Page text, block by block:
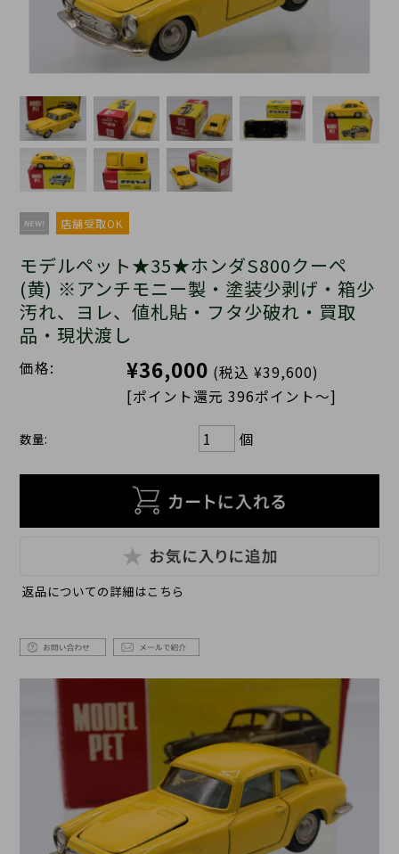
店舗受取OK
モデルペット★35★ホンダS800クーペ
(黄) ※アンチモニー製・塗装少剥げ・箱少
汚れ、ヨレ、値札貼・フタ少破れ・買取
品・現状渡し
価格: ¥36,000 (税込 ¥39,600)
[ポイント還元 396ポイント～]
数量: 個
返品についての詳細はこちら